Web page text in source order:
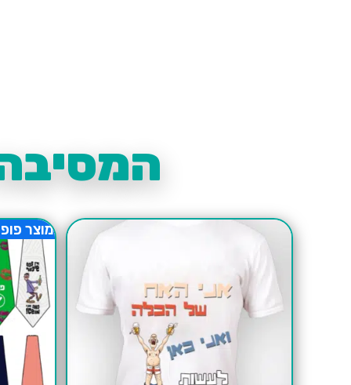
מוצר